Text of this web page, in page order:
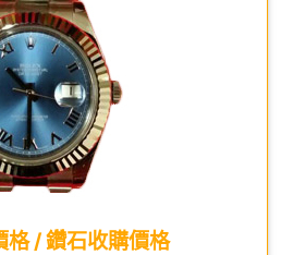
格 / 鑽石收購價格